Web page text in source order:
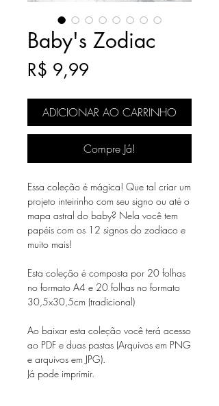
Baby's Zodiac
R$ 9,99
ADICIONAR AO CARRINHO
Compre Já!
Essa coleção é mágica! Que tal criar um
projeto inteirinho com seu signo ou até o
mapa astral do baby? Nela você tem
papéis com os 12 signos do zodíaco e
muito mais!
Esta coleção é composta por 20 folhas
no formato A4 e 20 folhas no formato
30,5x30,5cm (tradicional)
Ao baixar esta coleção você terá acesso
ao PDF e duas pastas (Arquivos em PNG
e arquivos em JPG).
Já pode imprimir.